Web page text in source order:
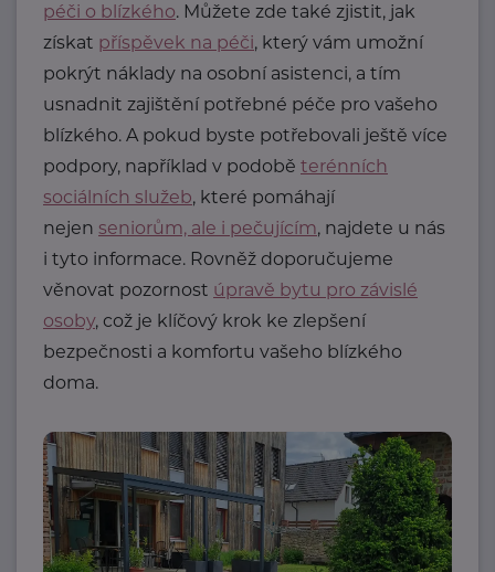
péči o blízkého. Můžete zde také zjistit, jak
získat příspěvek na péči, který vám umožní
pokrýt náklady na osobní asistenci, a tím
usnadnit zajištění potřebné péče pro vašeho
blízkého. A pokud byste potřebovali ještě více
podpory, například v podobě terénních
sociálních služeb, které pomáhají
nejen seniorům, ale i pečujícím, najdete u nás
i tyto informace. Rovněž doporučujeme
věnovat pozornost úpravě bytu pro závislé
osoby, což je klíčový krok ke zlepšení
bezpečnosti a komfortu vašeho blízkého
doma.